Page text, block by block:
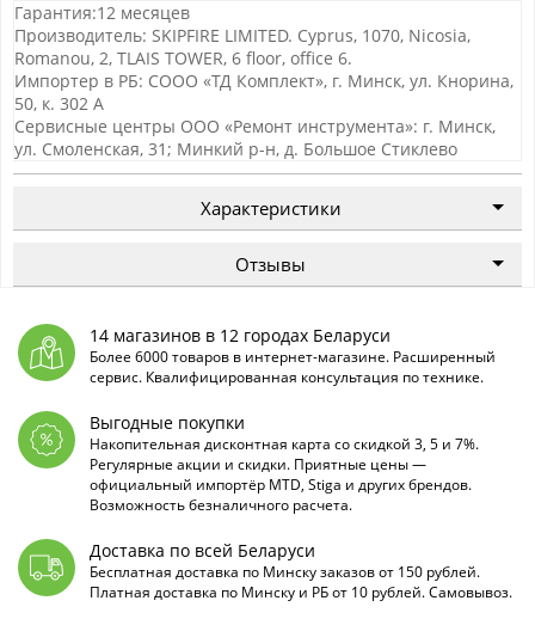
Гарантия:12 месяцев
Производитель: SKIPFIRE LIMITED. Cyprus, 1070, Nicosia,
Romanou, 2, TLAIS TOWER, 6 floor, office 6.
Импортер в РБ: СООО «ТД Комплект», г. Минск, ул. Кнорина,
50, к. 302 А
Сервисные центры ООО «Ремонт инструмента»: г. Минск,
ул. Смоленская, 31; Минкий р-н, д. Большое Стиклево
Характеристики
Отзывы
14 магазинов в 12 городах Беларуси
Более 6000 товаров в интернет-магазине. Расширенный
сервис. Квалифицированная консультация по технике.
Выгодные покупки
Накопительная дисконтная карта со скидкой 3, 5 и 7%.
Регулярные акции и скидки. Приятные цены —
официальный импортёр MTD, Stiga и других брендов.
Возможность безналичного расчета.
Доставка по всей Беларуси
Бесплатная доставка по Минску заказов от 150 рублей.
Платная доставка по Минску и РБ от 10 рублей. Самовывоз.